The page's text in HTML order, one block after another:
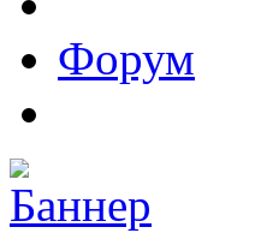
Форум